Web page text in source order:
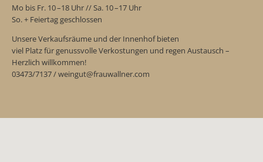
Mo bis Fr. 10 –18 Uhr // Sa. 10 –17 Uhr
So. + Feiertag geschlossen
Unsere Verkaufsräume und der Innenhof bieten
viel Platz für genussvolle Verkostungen und regen Austausch –
Herzlich willkommen!
03473/7137 / weingut@frauwallner.com